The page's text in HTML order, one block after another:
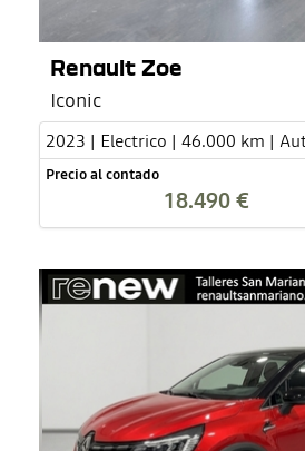
Renault Zoe
Iconic
2023 | Electrico | 46.000 km |
Precio al contado
18.490 €